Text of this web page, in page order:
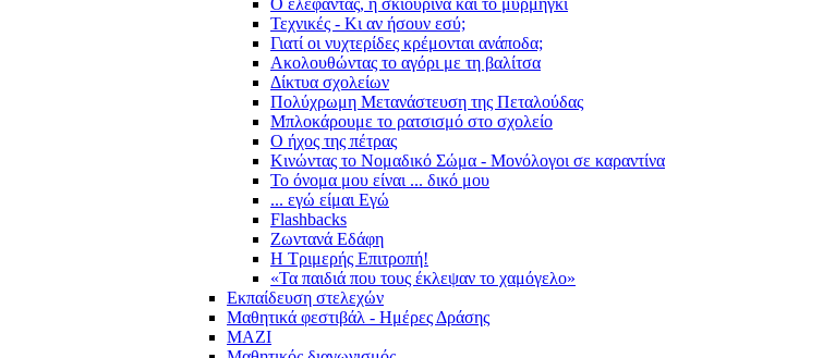
Ο ελέφαντας, η σκιουρίνα και το μυρμήγκι
Τεχνικές - Κι αν ήσουν εσύ;
Γιατί οι νυχτερίδες κρέμονται ανάποδα;
Ακολουθώντας το αγόρι με τη βαλίτσα
Δίκτυα σχολείων
Πολύχρωμη Μετανάστευση της Πεταλούδας
Μπλοκάρουμε το ρατσισμό στο σχολείο
Ο ήχος της πέτρας
Κινώντας το Νομαδικό Σώμα - Μονόλογοι σε καραντίνα
Το όνομα μου είναι ... δικό μου
... εγώ είμαι Εγώ
Flashbacks
Ζωντανά Εδάφη
Η Τριμερής Επιτροπή!
«Τα παιδιά που τους έκλεψαν το χαμόγελο»
Εκπαίδευση στελεχών
Μαθητικά φεστιβάλ - Ημέρες Δράσης
ΜΑΖΙ